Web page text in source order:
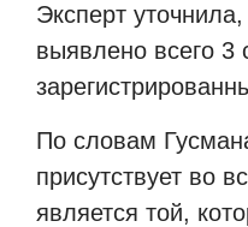
Эксперт
выявлено всего 3
По словам
присутствует во
является той,